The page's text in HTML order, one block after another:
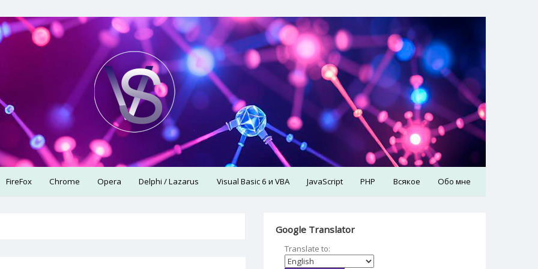
FireFox Chrome Opera Delphi / Lazarus Visual Basic 6 и VBA JavaScript PHP Всякое Обо мне
Google Translator
Translate to: